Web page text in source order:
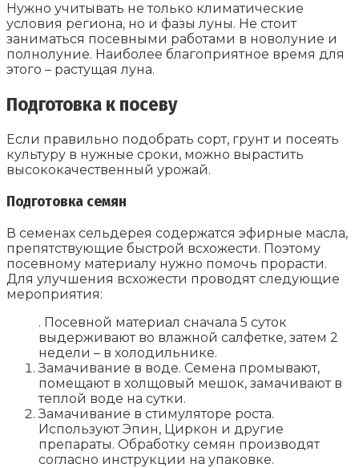
Нужно учитывать не только климатические
условия региона, но и фазы луны. Не стоит
заниматься посевными работами в новолуние и
полнолуние. Наиболее благоприятное время для
этого – растущая луна.
Подготовка к посеву
Если правильно подобрать сорт, грунт и посеять
культуру в нужные сроки, можно вырастить
высококачественный урожай.
Подготовка семян
В семенах сельдерея содержатся эфирные масла,
препятствующие быстрой всхожести. Поэтому
посевному материалу нужно помочь прорасти.
Для улучшения всхожести проводят следующие
мероприятия:
. Посевной материал сначала 5 суток
выдерживают во влажной салфетке, затем 2
недели – в холодильнике.
Замачивание в воде. Семена промывают,
помещают в холщовый мешок, замачивают в
теплой воде на сутки.
Замачивание в стимуляторе роста.
Используют Эпин, Циркон и другие
препараты. Обработку семян производят
согласно инструкции на упаковке.